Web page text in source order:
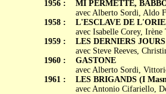
1956 :
1958 :
1959 :
1960 :
1961 :
MI PERMETTE,
avec Alberto Sordi, Aldo
L'ESCLAVE DE
avec Isabelle Corey,
LES DERNIERS
avec Steve Reeves,
GASTONE
avec Alberto Sordi,
LES BRIGANDS (I
avec Antonio Cifariello,